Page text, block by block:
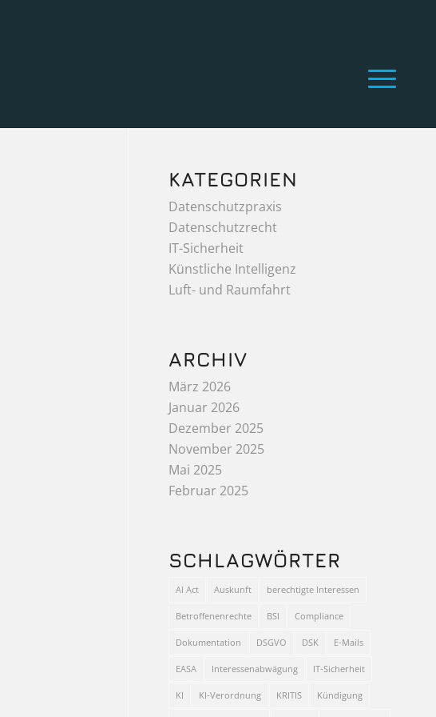
KATEGORIEN
Datenschutzpraxis
Datenschutzrecht
IT-Sicherheit
Künstliche Intelligenz
Luft- und Raumfahrt
ARCHIV
März 2026
Januar 2026
Dezember 2025
November 2025
Mai 2025
Februar 2025
SCHLAGWÖRTER
AI Act Auskunft berechtigte Interessen
Betroffenenrechte BSI Compliance
Dokumentation DSGVO DSK E-Mails
EASA Interessenabwägung IT-Sicherheit
KI KI-Verordnung KRITIS Kündigung